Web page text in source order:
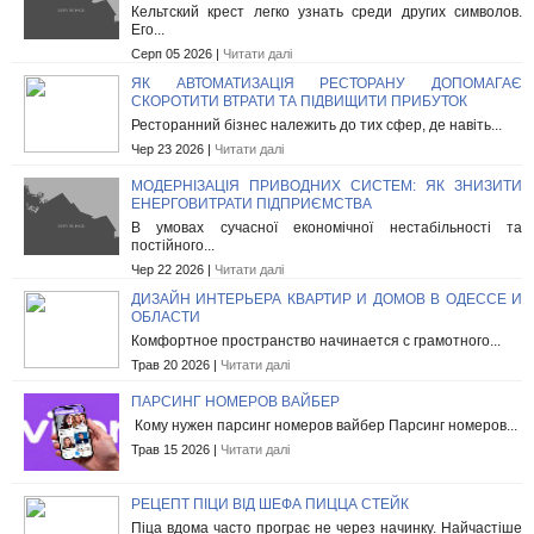
Кельтский крест легко узнать среди других символов.
Его...
Серп 05 2026 | Читати далі
ЯК АВТОМАТИЗАЦІЯ РЕСТОРАНУ ДОПОМАГАЄ
СКОРОТИТИ ВТРАТИ ТА ПІДВИЩИТИ ПРИБУТОК
Ресторанний бізнес належить до тих сфер, де навіть...
Чер 23 2026 | Читати далі
МОДЕРНІЗАЦІЯ ПРИВОДНИХ СИСТЕМ: ЯК ЗНИЗИТИ
ЕНЕРГОВИТРАТИ ПІДПРИЄМСТВА
В умовах сучасної економічної нестабільності та
постійного...
Чер 22 2026 | Читати далі
ДИЗАЙН ИНТЕРЬЕРА КВАРТИР И ДОМОВ В ОДЕССЕ И
ОБЛАСТИ
Комфортное пространство начинается с грамотного...
Трав 20 2026 | Читати далі
ПАРСИНГ НОМЕРОВ ВАЙБЕР
Кому нужен парсинг номеров вайбер Парсинг номеров...
Трав 15 2026 | Читати далі
РЕЦЕПТ ПІЦИ ВІД ШЕФА ПИЦЦА СТЕЙК
Піца вдома часто програє не через начинку. Найчастіше